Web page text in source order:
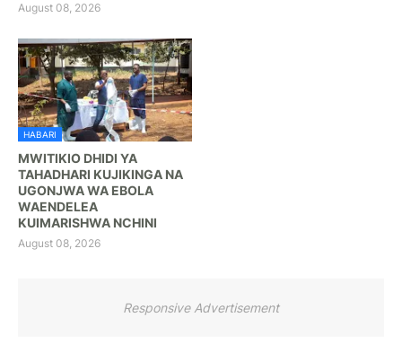
August 08, 2026
HABARI
MWITIKIO DHIDI YA
TAHADHARI KUJIKINGA NA
UGONJWA WA EBOLA
WAENDELEA
KUIMARISHWA NCHINI
August 08, 2026
Responsive Advertisement